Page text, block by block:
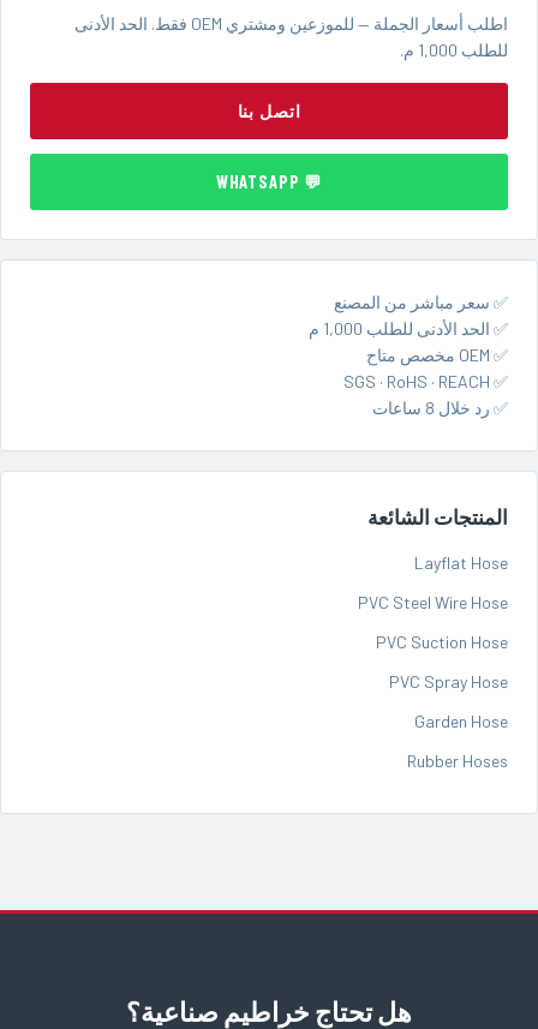
اطلب أسعار الجملة — للموزعين ومشتري OEM فقط. الحد الأدنى
للطلب 1,000 م.
اتصل بنا
💬 WHATSAPP
✅ سعر مباشر من المصنع
✅ الحد الأدنى للطلب 1,000 م
✅ OEM مخصص متاح
✅ SGS · RoHS · REACH
✅ رد خلال 8 ساعات
المنتجات الشائعة
Layflat Hose
PVC Steel Wire Hose
PVC Suction Hose
PVC Spray Hose
Garden Hose
Rubber Hoses
هل تحتاج خراطيم صناعية؟